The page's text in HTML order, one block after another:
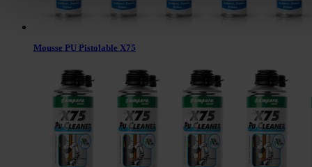
Mousse PU Pistolable X75